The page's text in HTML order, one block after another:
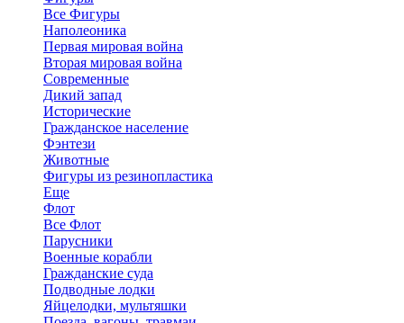
Все Фигуры
Наполеоника
Первая мировая война
Вторая мировая война
Современные
Дикий запад
Исторические
Гражданское население
Фэнтези
Животные
Фигуры из резинопластика
Еще
Флот
Все Флот
Парусники
Военные корабли
Гражданские суда
Подводные лодки
Яйцелодки, мультяшки